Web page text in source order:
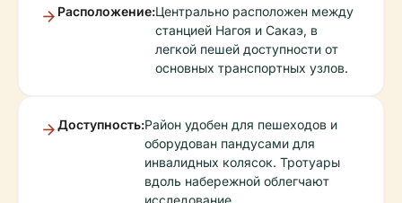
Расположение:Центрально расположен между
станцией Нагоя и Сакаэ, в
легкой пешей доступности от
основных транспортных узлов.
Доступность:Район удобен для пешеходов и
оборудован пандусами для
инвалидных колясок. Тротуары
вдоль набережной облегчают
исследование.